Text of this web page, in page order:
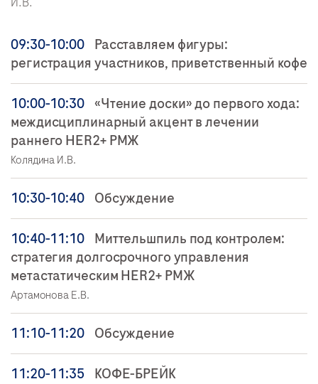
09:30-10:00 Расставляем фигуры:
регистрация участников, приветственный кофе
10:00-10:30 «Чтение доски» до первого хода:
междисциплинарный акцент в лечении
раннего HER2+ РМЖ
Колядина И.В.
10:30-10:40 Обсуждение
10:40-11:10 Миттельшпиль под контролем:
стратегия долгосрочного управления
метастатическим HER2+ РМЖ
Артамонова Е.В.
11:10-11:20 Обсуждение
11:20-11:35 КОФЕ-БРЕЙК